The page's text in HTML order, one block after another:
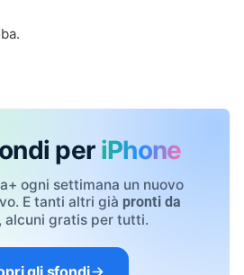
per iPhone
ogni settimana un nuovo
E tanti altri già pronti da
alcuni gratis per tutti.